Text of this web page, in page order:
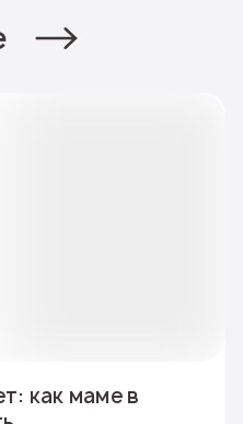
как маме в